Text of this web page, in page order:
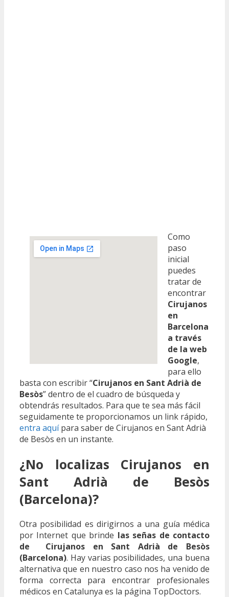
Como
paso
inicial
puedes
tratar de
encontrar
Cirujanos
en
Barcelona
a través
de la web
Google,
para ello
basta con escribir “Cirujanos en Sant Adrià de
Besòs” dentro de el cuadro de búsqueda y
obtendrás resultados. Para que te sea más fácil
seguidamente te proporcionamos un link rápido,
entra aquípara saber de Cirujanos en Sant Adrià
de Besòs en un instante.
¿No localizas Cirujanos en
Sant Adrià de Besòs
(Barcelona)?
Otra posibilidad es dirigirnos a una guía médica
por Internet que brinde las señas de contacto
de Cirujanos en Sant Adrià de Besòs
(Barcelona). Hay varias posibilidades, una buena
alternativa que en nuestro caso nos ha venido de
forma correcta para encontrar profesionales
médicos en Catalunya es la página TopDoctors.